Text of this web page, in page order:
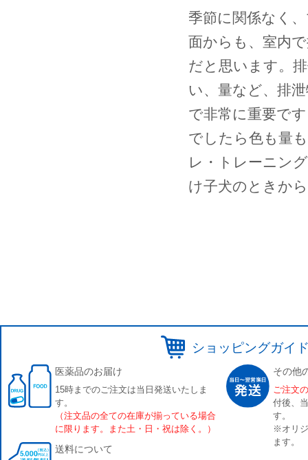
季節に関係なく
面からも、室内
だと思います。
い、量など、排
で非常に重要で
でしたら色も量
レ・トレーニン
け子犬のときか
ショッピングガイ
医薬品のお届け
15時までのご注文は当日発送いたしま
す。
（注文品の全ての在庫が揃っている場合
に限ります。また土・日・祝は除く。）
送料について
その他
ご注文
付後、
す。
※オリ
ます。